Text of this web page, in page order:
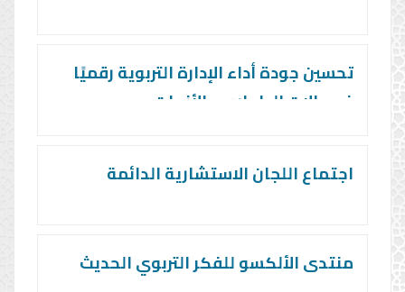
تحسين جودة أداء الإدارة التربوية رقميًا
في حالات الطوارئ والأزمات
اجتماع اللجان الاستشارية الدائمة
منتدى الألكسو للفكر التربوي الحديث